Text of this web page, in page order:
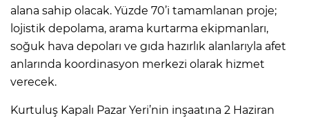
alana sahip olacak. Yüzde 70’i tamamlanan proje;
lojistik depolama, arama kurtarma ekipmanları,
soğuk hava depoları ve gıda hazırlık alanlarıyla afet
anlarında koordinasyon merkezi olarak hizmet
verecek.
Kurtuluş Kapalı Pazar Yeri’nin inşaatına 2 Haziran